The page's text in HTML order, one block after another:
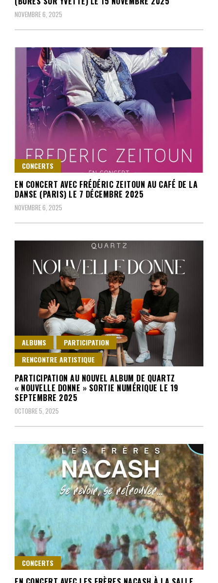
NOVEMBRE 6, 2025
CONCERTS
EN CONCERT AVEC FRÉDÉRIC ZEITOUN AU CAFÉ DE LA
DANSE (PARIS) LE 7 DÉCEMBRE 2025
NOVEMBRE 6, 2025
ALBUMS
PARTICIPATION
RENCONTRE ARTISTIQUE
PARTICIPATION AU NOUVEL ALBUM DE QUARTZ
« NOUVELLE DONNE » SORTIE NUMÉRIQUE LE 19
SEPTEMBRE 2025
OCTOBRE 5, 2025
CONCERTS